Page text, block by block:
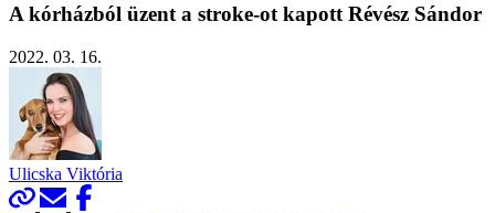
A kórházból üzent a stroke-ot kapott Révész Sándor
2022. 03. 16.
Ulicska Viktória